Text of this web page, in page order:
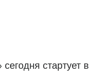
стартует в